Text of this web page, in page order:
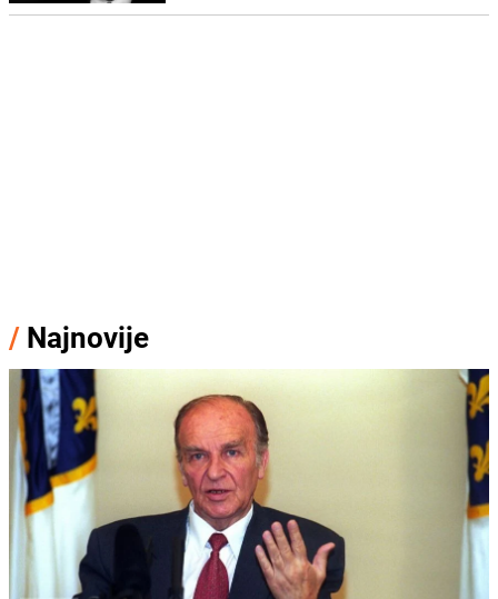
/ Najnovije